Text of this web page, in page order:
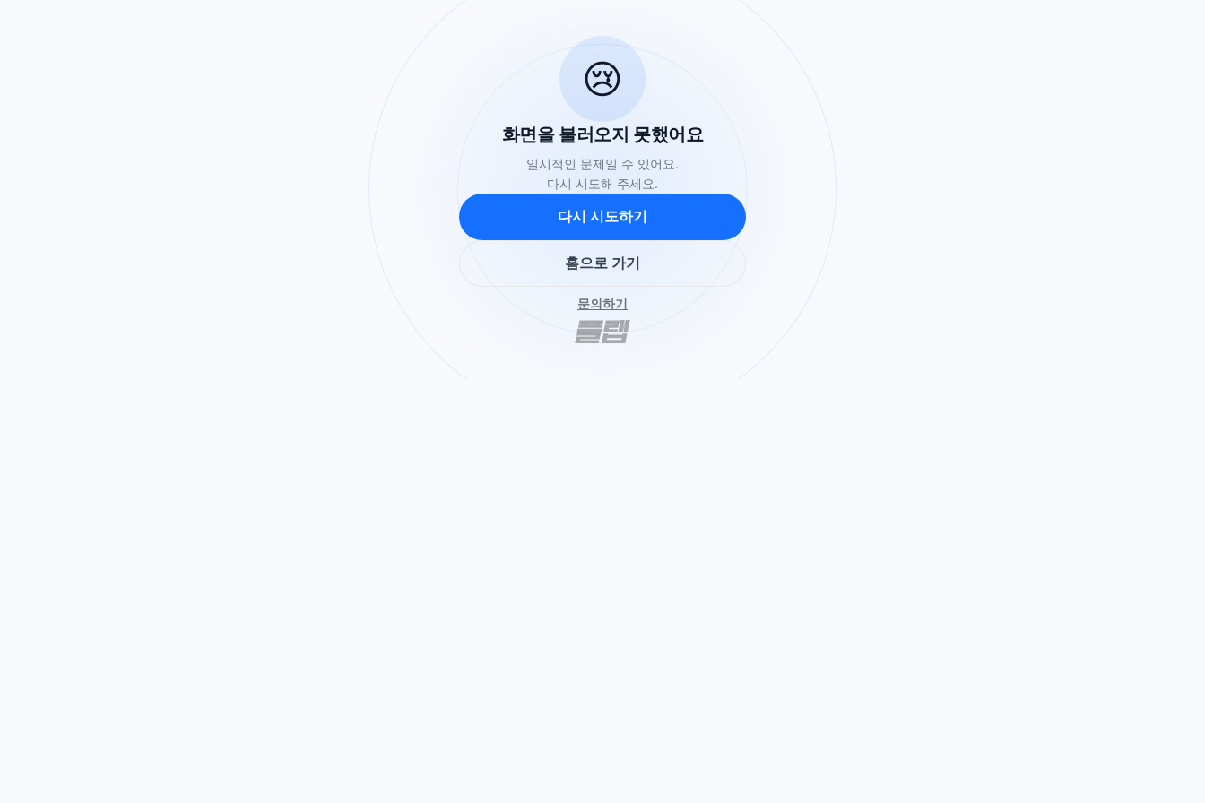
😢
화면을 불러오지 못했어요
일시적인 문제일 수 있어요.
다시 시도해 주세요.
다시 시도하기
홈으로 가기
문의하기